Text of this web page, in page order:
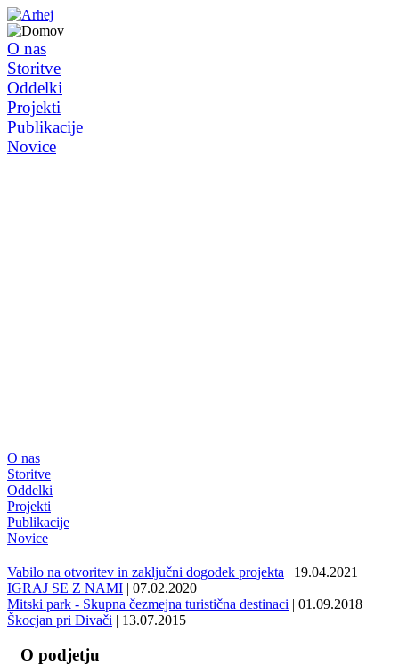
O nas
Storitve
Oddelki
Projekti
Publikacije
Novice
O nas
Storitve
Oddelki
Projekti
Publikacije
Novice
Vabilo na otvoritev in zaključni dogodek projekta | 19.04.2021
IGRAJ SE Z NAMI | 07.02.2020
Mitski park - Skupna čezmejna turistična destinaci | 01.09.2018
Škocjan pri Divači | 13.07.2015
O podjetju